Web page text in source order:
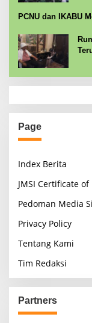
PCNU dan IKABU
Page
Index Berita
JMSI Certificate
Pedoman Media
Privacy Policy
Tentang Kami
Tim Redaksi
Partners